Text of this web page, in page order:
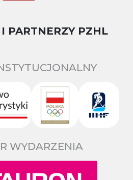
PARTNERZY PZHL
WYDARZENIA